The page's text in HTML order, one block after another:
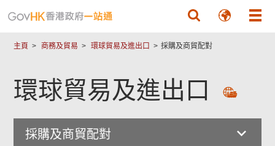
主頁 商務及貿易 環球貿易及進出口 採購及商貿配對
環球貿易及進出口
採購及商貿配對